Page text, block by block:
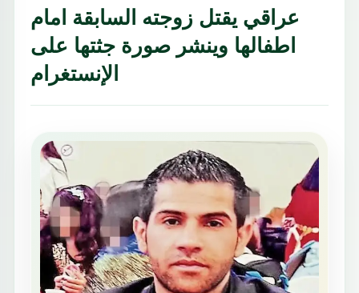
عراقي يقتل زوجته السابقة امام
اطفالها وينشر صورة جثتها على
الإنستغرام